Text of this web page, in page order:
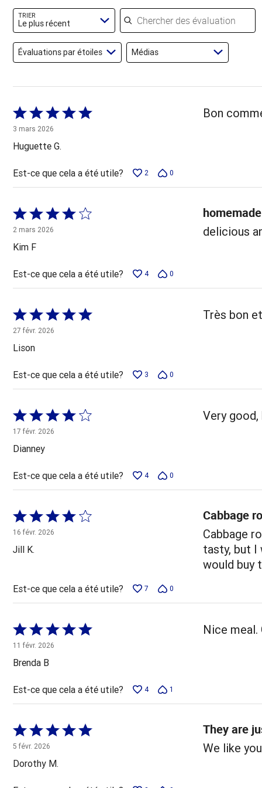
évaluateurs
TRIER
Le plus récent
Chercher des évaluations
Évaluations par étoiles Médias
Coté
5 sur
5
3 mars 2026
Huguette G.
Bon
Est-ce que cela a été utile? 2 0
Coté
4 sur
5
2 mars 2026
Kim F
delicious
Est-ce que cela a été utile? 4 0
Coté
5 sur
5
27 févr. 2026
Lison
Très bon
Est-ce que cela a été utile? 3 0
Coté
4 sur
5
17 févr. 2026
Dianney
Very
Est-ce que cela a été utile? 4 0
Coté
4 sur
5
16 févr. 2026
Jill K.
Cabbage
Cabbage
tasty, but I
would buy
Est-ce que cela a été utile? 7 0
Coté
5 sur
5
11 févr. 2026
Brenda B
Nice meal.
Est-ce que cela a été utile? 4 1
Coté
5 sur
5
5 févr. 2026
Dorothy M.
They are
We like